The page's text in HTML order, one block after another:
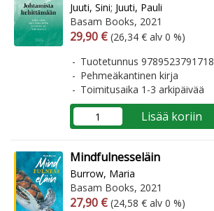
Juuti, Sini; Juuti, Pauli
Basam Books, 2021
Arvonlisäverollinen hinta
29,90 € Arvonlisäveroton hinta
(26,34 € alv 0 %)
Tuotetunnus 9789523791718
Pehmeäkantinen kirja
Toimitusaika 1-3 arkipäivää
Lisää koriin
Mindfulnesseläin
Burrow, Maria
Basam Books, 2021
Arvonlisäverollinen hinta
27,90 € Arvonlisäveroton hinta
(24,58 € alv 0 %)